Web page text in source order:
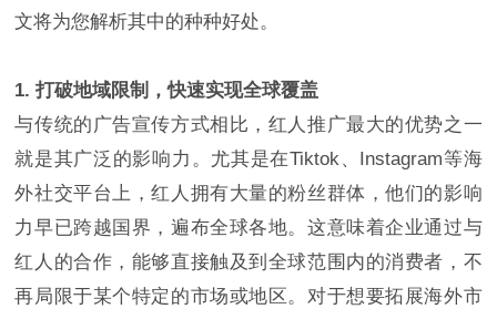
文将为您解析其中的种种好处。
1. 打破地域限制，快速实现全球覆盖
与传统的广告宣传方式相比，红人推广最大的优势之一
就是其广泛的影响力。尤其是在Tiktok、Instagram等海
外社交平台上，红人拥有大量的粉丝群体，他们的影响
力早已跨越国界，遍布全球各地。这意味着企业通过与
红人的合作，能够直接触及到全球范围内的消费者，不
再局限于某个特定的市场或地区。对于想要拓展海外市